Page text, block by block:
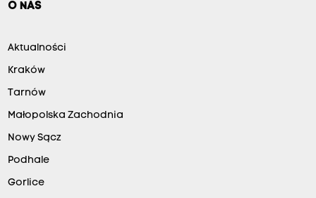
O NAS
Aktualności
Kraków
Tarnów
Małopolska Zachodnia
Nowy Sącz
Podhale
Gorlice